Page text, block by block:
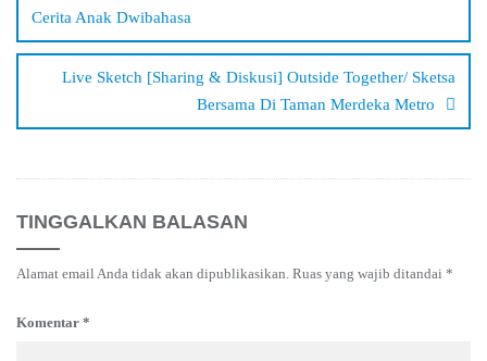
Cerita Anak Dwibahasa
Live Sketch [Sharing & Diskusi] Outside Together/ Sketsa
Bersama Di Taman Merdeka Metro
TINGGALKAN BALASAN
Alamat email Anda tidak akan dipublikasikan. Ruas yang wajib ditandai *
Komentar *